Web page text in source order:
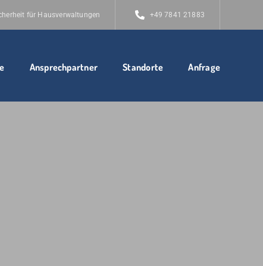
für Hausverwaltungen +49 7841 21883
Ansprechpartner Standorte Anfrage